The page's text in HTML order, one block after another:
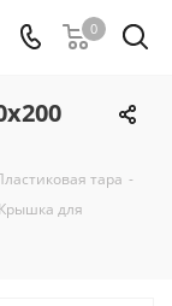
0
тара -
Крышка для